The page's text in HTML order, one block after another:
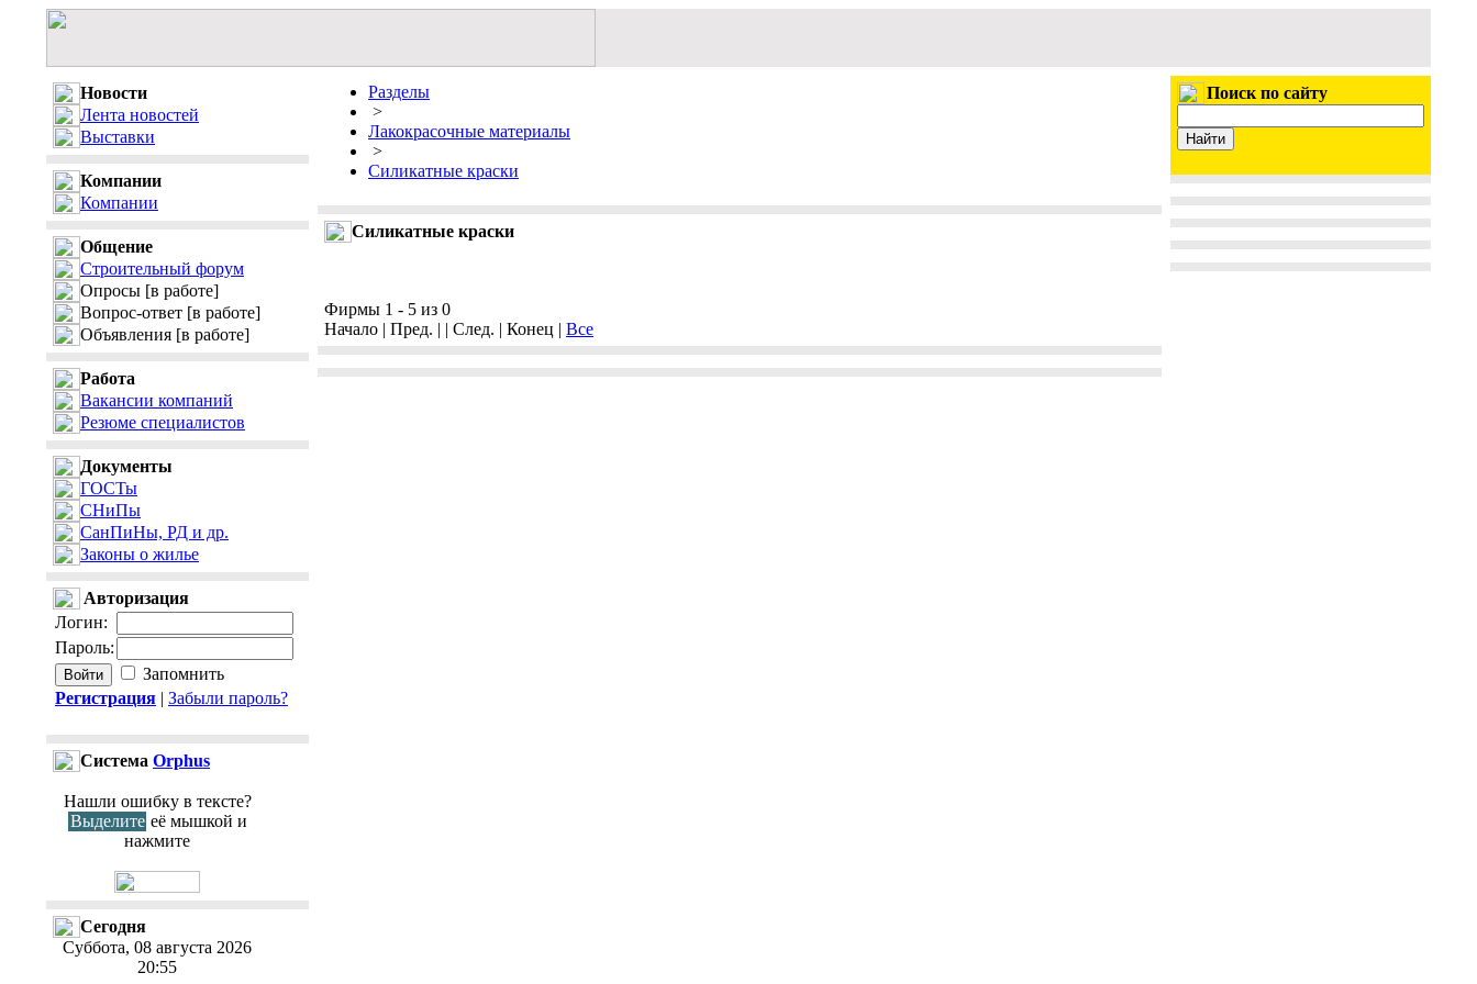
Новости
Лента новостей
Выставки
Компании
Компании
Общение
Строительный форум
Опросы [в работе]
Вопрос-ответ [в работе]
Объявления [в работе]
Работа
Вакансии компаний
Резюме специалистов
Документы
ГОСТы
СНиПы
СанПиНы, РД и др.
Законы о жилье
Авторизация
Логин:
Пароль:
Запомнить
Регистрация | Забыли пароль?
Cистема Orphus
Нашли ошибку в тексте?
Выделите её мышкой и
нажмите
Сегодня
Суббота, 08 августа 2026
20:55
Разделы
>
Лакокрасочные материалы
>
Силикатные краски
Силикатные краски
Фирмы 1 - 5 из 0
Начало | Пред. | | След. | Конец | Все
Поиск по сайту